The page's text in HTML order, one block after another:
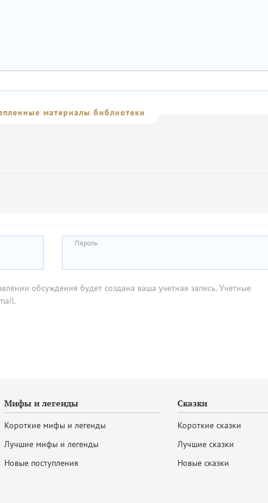
материалы библиотеки
Пароль
обсуждения будет создана ваша учетная запись. Учетные
Мифы и легенды
Короткие мифы и легенды
Лучшие мифы и легенды
Новые поступления
Сказки
Короткие сказки
Лучшие сказки
Новые сказки